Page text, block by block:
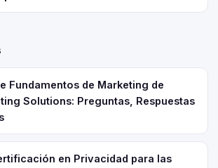
Fundamentos de Marketing de
Solutions: Preguntas, Respuestas
en Privacidad para las